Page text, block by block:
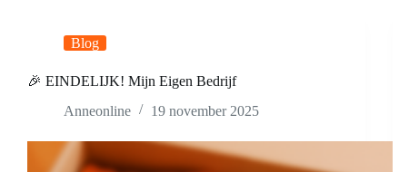
Blog
🎉 EINDELIJK! Mijn Eigen Bedrijf
Anneonline
19 november 2025